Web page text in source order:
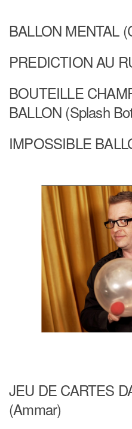
BALLON MENTAL
PREDICTION AU
BOUTEILLE
BALLON (Splash
IMPOSSIBLE
JEU DE CARTES
(Ammar)